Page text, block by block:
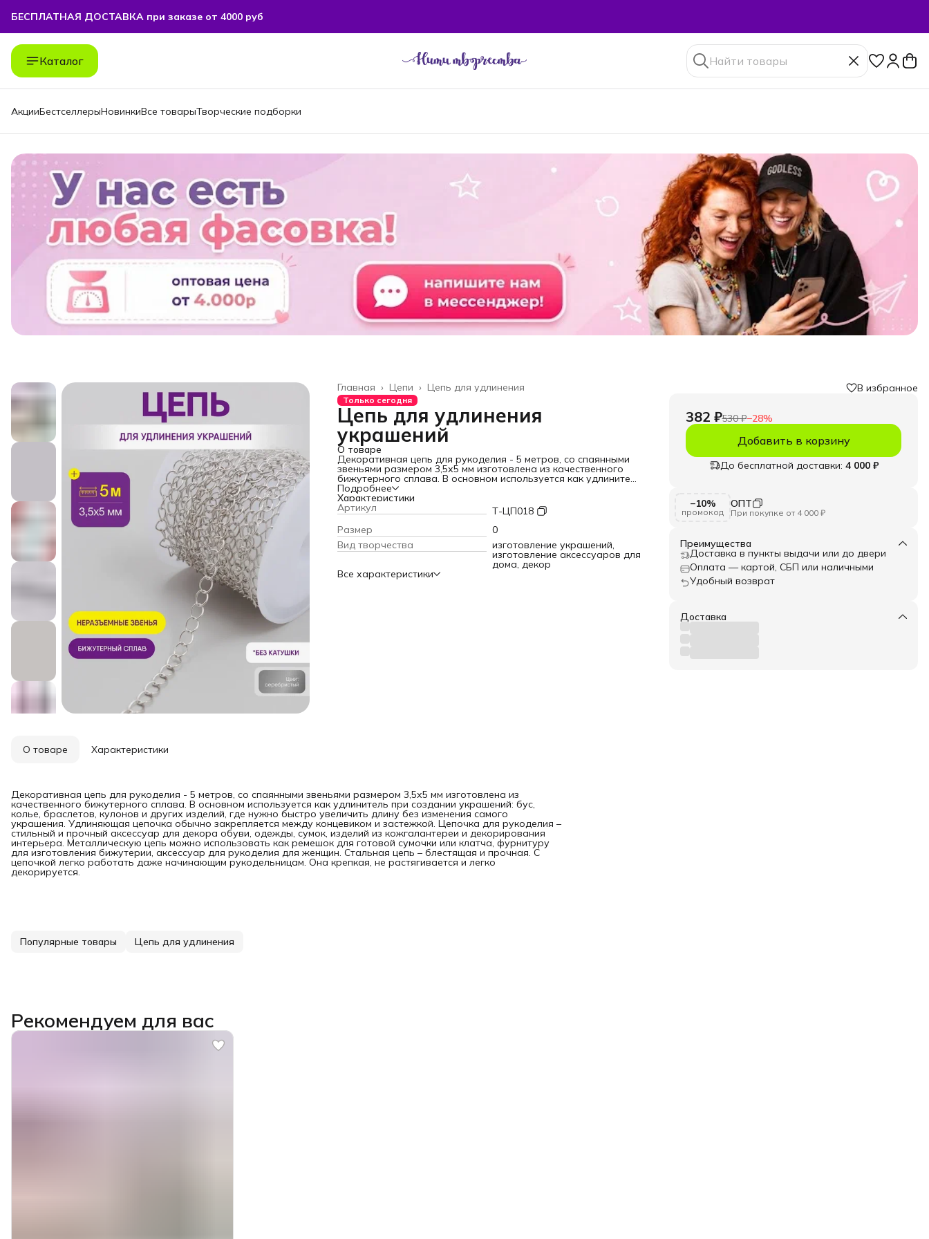
БЕСПЛАТНАЯ ДОСТАВКА при заказе от 4000 руб
БЕСПЛАТНАЯ ДОСТАВКА при заказе от 4000 руб
Каталог
АкцииБестселлерыНовинкиВсе товарыТворческие подборки
Цепь для удлинения
Цепи ›
Главная ›
Только сегодня
Цепь для удлинения
украшений
О товаре
Декоративная цепь для рукоделия - 5 метров, со спаянными
звеньями размером 3,5х5 мм изготовлена из качественного
бижутерного сплава. В основном используется как удлинитель
при создании украшений: бус, колье, браслетов, кулонов и
других изделий, где нужно быстро увеличить длину без
изменения самого украшения. Удлиняющая цепочка обычно
закрепляется между концевиком и застежкой. Цепочка для
рукоделия – стильный и прочный аксессуар для декора обуви,
одежды, сумок, изделий из кожгалантереи и декорирования
интерьера. Металлическую цепь можно использовать как
ремешок для готовой сумочки или клатча, фурнитуру для
изготовления бижутерии, аксессуар для рукоделия для
женщин. Стальная цепь – блестящая и прочная. С цепочкой
Подробнее
Характеристики
Артикул
Т-ЦП018
Размер
0
Вид творчества
изготовление украшений,
изготовление аксессуаров для
дома, декор
Все характеристики
В избранное
382 ₽530 ₽−28%
Добавить в корзину
До бесплатной доставки: 4 000 ₽
−10%
промокод
ОПТ
При покупке от 4 000 ₽
Преимущества
Доставка в пункты выдачи или до двери
Оплата — картой, СБП или наличными
Удобный возврат
Доставка
О товаре Характеристики
Декоративная цепь для рукоделия - 5 метров, со спаянными звеньями размером 3,5х5 мм изготовлена из
качественного бижутерного сплава. В основном используется как удлинитель при создании украшений: бус,
колье, браслетов, кулонов и других изделий, где нужно быстро увеличить длину без изменения самого
украшения. Удлиняющая цепочка обычно закрепляется между концевиком и застежкой. Цепочка для рукоделия –
стильный и прочный аксессуар для декора обуви, одежды, сумок, изделий из кожгалантереи и декорирования
интерьера. Металлическую цепь можно использовать как ремешок для готовой сумочки или клатча, фурнитуру
для изготовления бижутерии, аксессуар для рукоделия для женщин. Стальная цепь – блестящая и прочная. С
цепочкой легко работать даже начинающим рукодельницам. Она крепкая, не растягивается и легко
декорируется.
Популярные товары Цепь для удлинения
Рекомендуем для вас